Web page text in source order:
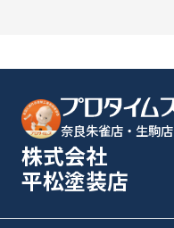
奈良朱雀店・生駒店
株式会社
平松塗装店